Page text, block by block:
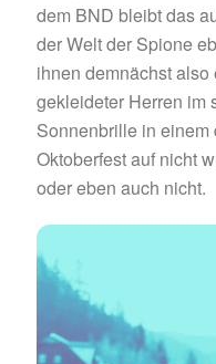
dem BND bleibt das
der Welt der Spione
ihnen demnächst
gekleideter Herren im
Sonnenbrille in einem
Oktoberfest auf nicht
oder eben auch nicht.